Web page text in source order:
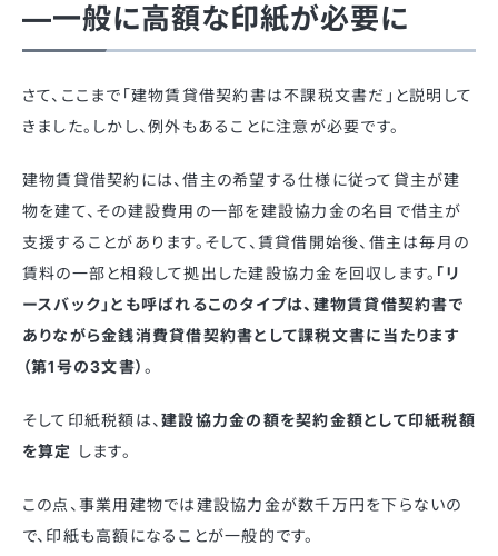
—一般に高額な印紙が必要に
さて、ここまで「建物賃貸借契約書は不課税文書だ」と説明して
きました。しかし、例外もあることに注意が必要です。
建物賃貸借契約には、借主の希望する仕様に従って貸主が建
物を建て、その建設費用の一部を建設協力金の名目で借主が
支援することがあります。そして、賃貸借開始後、借主は毎月の
賃料の一部と相殺して拠出した建設協力金を回収します。 「リ
ースバック」とも呼ばれるこのタイプは、建物賃貸借契約書で
ありながら金銭消費貸借契約書として課税文書に当たります
（第1号の3文書）。
そして印紙税額は、建設協力金の額を契約金額として印紙税額
を算定 します。
この点、事業用建物では建設協力金が数千万円を下らないの
で、印紙も高額になることが一般的です。